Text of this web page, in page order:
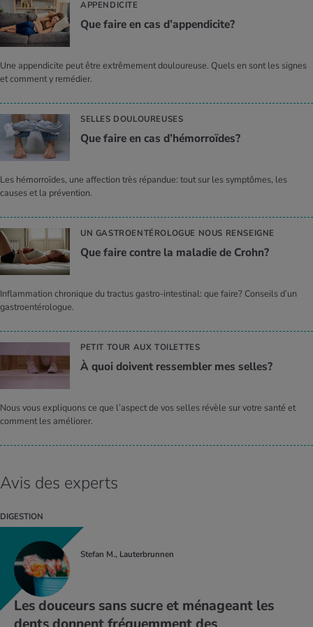
APPENDICITE
Que faire en cas d’ap­pen­di­cite?
Une appendicite peut être extrêmement douloureuse. Quels en sont les signes
et comment y remédier.
SELLES DOULOUREUSES
Que faire en cas d’hé­mor­roïdes?
Les hémorroïdes, une affection très répandue: tout sur les symptômes, les
causes et la prévention.
UN GASTROENTÉROLOGUE NOUS RENSEIGNE
Que faire contre la mala­die de Crohn?
Inflammation chronique du tractus gastro-intestinal: que faire? Conseils d’un
gastroentérologue.
PETIT TOUR AUX TOILETTES
À quoi doivent res­sem­bler mes selles?
Nous vous expliquons ce que l’aspect de vos selles révèle sur votre santé et
comment les améliorer.
Avis des experts
DIGESTION
Stefan M., Lauterbrunnen
Les douceurs sans sucre et ménageant les